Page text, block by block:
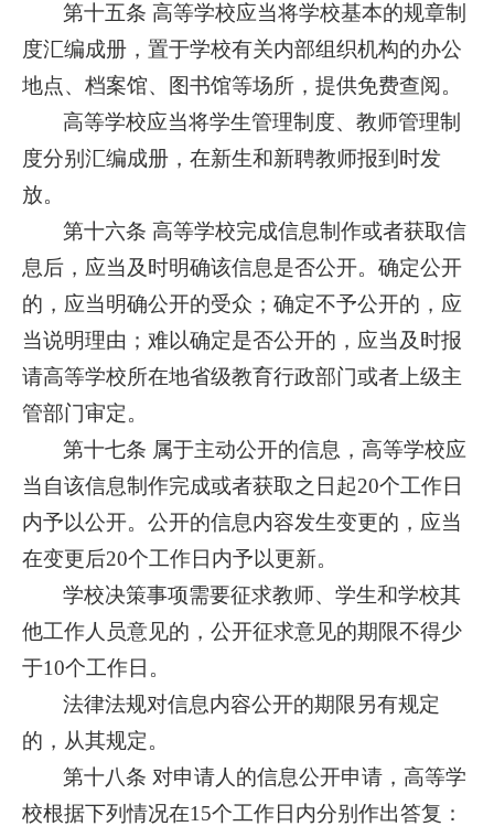
第十五条 高等学校应当将学校基本的规章制
度汇编成册，置于学校有关内部组织机构的办公
地点、档案馆、图书馆等场所，提供免费查阅。
高等学校应当将学生管理制度、教师管理制
度分别汇编成册，在新生和新聘教师报到时发
放。
第十六条 高等学校完成信息制作或者获取信
息后，应当及时明确该信息是否公开。确定公开
的，应当明确公开的受众；确定不予公开的，应
当说明理由；难以确定是否公开的，应当及时报
请高等学校所在地省级教育行政部门或者上级主
管部门审定。
第十七条 属于主动公开的信息，高等学校应
当自该信息制作完成或者获取之日起20个工作日
内予以公开。公开的信息内容发生变更的，应当
在变更后20个工作日内予以更新。
学校决策事项需要征求教师、学生和学校其
他工作人员意见的，公开征求意见的期限不得少
于10个工作日。
法律法规对信息内容公开的期限另有规定
的，从其规定。
第十八条 对申请人的信息公开申请，高等学
校根据下列情况在15个工作日内分别作出答复：